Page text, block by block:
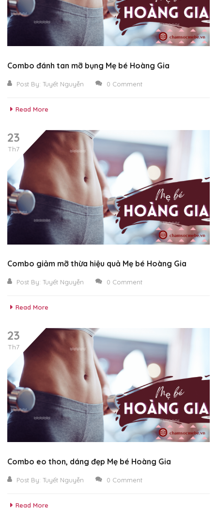
Combo đánh tan mỡ bụng Mẹ bé Hoàng Gia
Post By: Tuyết Nguyễn 0 Comment
Read More
23
Th7
Combo giảm mỡ thừa hiệu quả Mẹ bé Hoàng Gia
Post By: Tuyết Nguyễn 0 Comment
Read More
23
Th7
Combo eo thon, dáng đẹp Mẹ bé Hoàng Gia
Post By: Tuyết Nguyễn 0 Comment
Read More